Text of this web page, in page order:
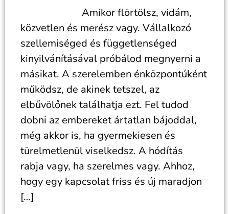
Amikor flörtölsz, vidám,
közvetlen és merész vagy. Vállalkozó
szellemiséged és függetlenséged
kinyilvánításával próbálod megnyerni a
másikat. A szerelemben énközpontúként
működsz, de akinek tetszel, az
elbűvölőnek találhatja ezt. Fel tudod
dobni az embereket ártatlan bájoddal,
még akkor is, ha gyermekiesen és
türelmetlenül viselkedsz. A hódítás
rabja vagy, ha szerelmes vagy. Ahhoz,
hogy egy kapcsolat friss és új maradjon
[…]